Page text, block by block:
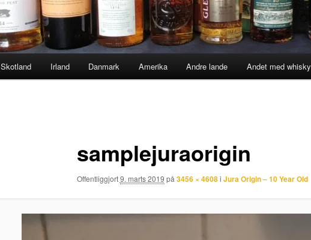
Skotland Irland Danmark Amerika Andre lande Andet med whisky
samplejuraorigin
Offentliggjort9. marts 2019 på 3456 × 4608i Jura Origin – 10 Year Old